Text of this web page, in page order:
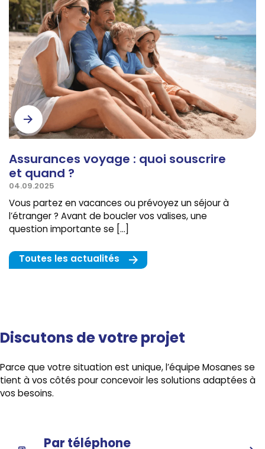
Assurances voyage : quoi souscrire
et quand ?
04.09.2025
Vous partez en vacances ou prévoyez un séjour à
l’étranger ? Avant de boucler vos valises, une
question importante se […]
Toutes les actualités
Discutons de votre projet
Parce que votre situation est unique, l’équipe Mosanes se
tient à vos côtés pour concevoir les solutions adaptées à
vos besoins.
Par téléphone